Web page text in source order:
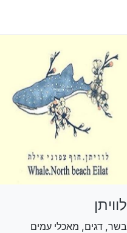
לוויתן
בשר, דגים, מאכלי עמים